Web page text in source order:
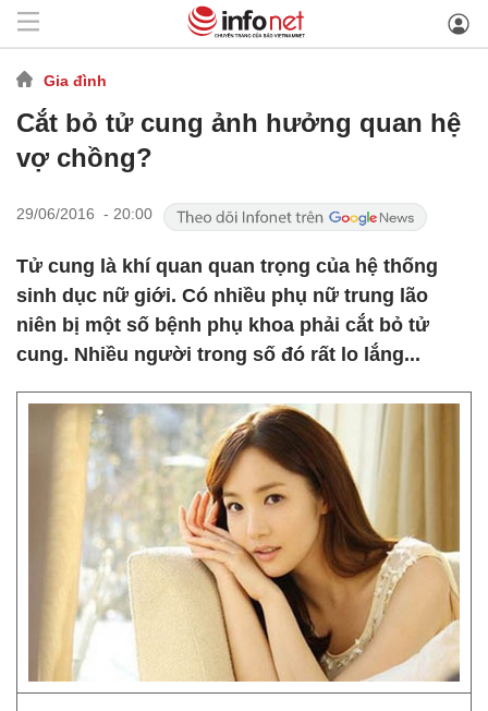
Gia đình
Cắt bỏ tử cung ảnh hưởng quan hệ
vợ chồng?
29/06/2016 - 20:00
Tử cung là khí quan quan trọng của hệ thống
sinh dục nữ giới. Có nhiều phụ nữ trung lão
niên bị một số bệnh phụ khoa phải cắt bỏ tử
cung. Nhiều người trong số đó rất lo lắng...